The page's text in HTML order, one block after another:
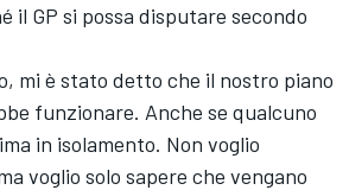
il GP si possa disputare secondo
mi è stato detto che il nostro piano
funzionare. Anche se qualcuno
in isolamento. Non voglio
voglio solo sapere che vengano